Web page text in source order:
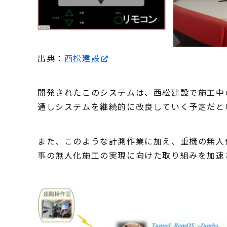
出典： 西松建設
開発されたこのシステムは、西松建設で施工
通しシステムを継続的に改良していく予定だと
また、このような計測作業に加え、重機の無
事の無人化施工の実現に向けた取り組みを加